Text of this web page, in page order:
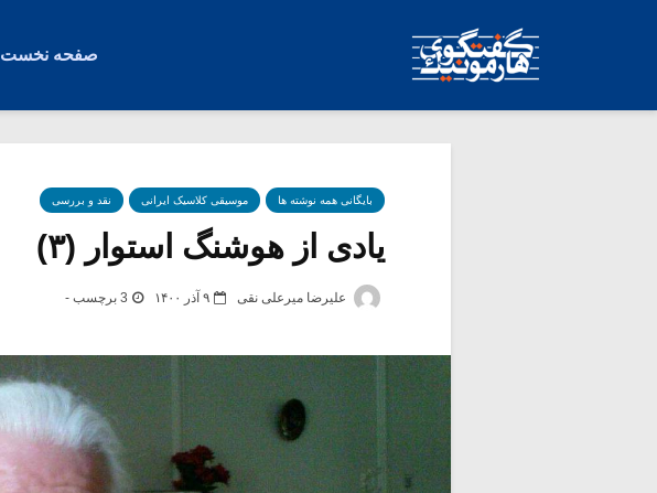
صفحه نخست
بایگانی همه نوشته ها موسیقی کلاسیک ایرانی نقد و بررسی
یادی از هوشنگ استوار (۳)
علیرضا میرعلی نقی ۹ آذر ۱۴۰۰ 3 برچسب -